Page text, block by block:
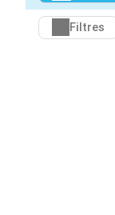
Filtres